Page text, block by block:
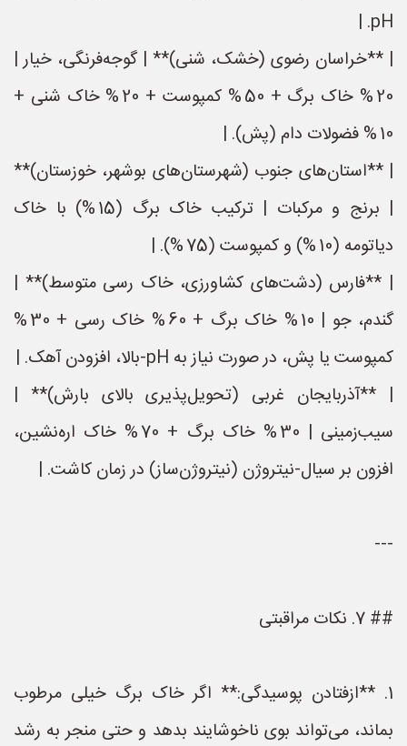
pH. |
| **خراسان رضوی (خشک، شنی)** | گوجه‌فرنگی، خیار |
20 % خاک برگ + 50 % کمپوست + 20 % خاک شنی +
10 % فضولات دام (پش). |
| **استان‌های جنوب (شهرستان‌های بوشهر، خوزستان)**
| برنج و مرکبات | ترکیب خاک برگ (15 %) با خاک
دیاتومه (10 %) و کمپوست (75 %). |
| **فارس (دشت‌های کشاورزی، خاک رسی متوسط)** |
گندم، جو | 10 % خاک برگ + 60 % خاک رسی + 30 %
کمپوست یا پش، در صورت نیاز به pH‑بالا، افزودن آهک. |
| **آذربایجان غربی (تحویل‌پذیری بالای بارش)** |
سیب‌زمینی | 30 % خاک برگ + 70 % خاک اره‌نشین،
افزون بر سیال‑نیتروژن (نیتروژن‌ساز) در زمان کاشت. |
---
## 7. نکات مراقبتی
1. **ازفتادن پوسیدگی:** اگر خاک برگ خیلی مرطوب
بماند، می‌تواند بوی ناخوشایند بدهد و حتی منجر به رشد